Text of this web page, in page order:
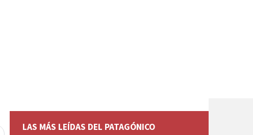
LAS MÁS LEÍDAS DEL PATAGÓNICO